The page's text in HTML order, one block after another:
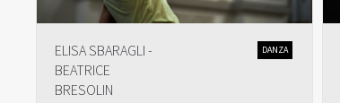
ELISA SBARAGLI -
BEATRICE
BRESOLIN
DANZA